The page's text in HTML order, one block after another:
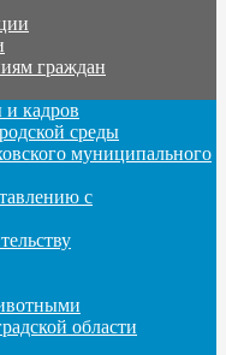
граждан
кадров
среды
муниципального
с
области